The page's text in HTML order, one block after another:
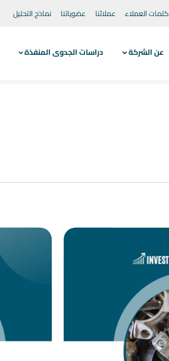
كلمات العملاء عملائنا عضوياتنا نماذج التحليل
عن الشركة دراسات الجدوى المنفذة